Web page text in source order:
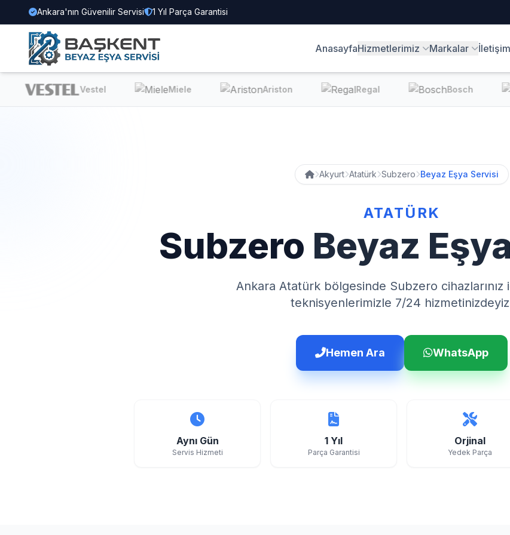
Ankara'nın Güvenilir Servisi 1 Yıl Parça Garantisi
AnasayfaHizmetlerimiz Markalar İletişim
Vestel Miele Ariston Regal Bosch
Akyurt Atatürk Subzero Beyaz Eşya Servisi
ATATÜRK
Subzero Beyaz
Ankara Atatürk bölgesinde Subzero cihazlarınız
teknisyenlerimizle 7/24
Hemen Ara WhatsApp
Aynı Gün
Servis Hizmeti
1 Yıl
Parça Garantisi
Orjinal
Yedek Parça